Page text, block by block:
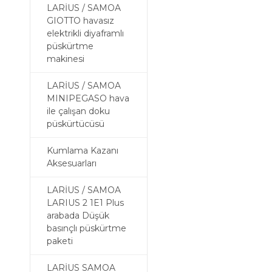
LARİUS / SAMOA
GIOTTO havasız
elektrikli diyaframlı
püskürtme
makinesi
LARİUS / SAMOA
MINIPEGASO hava
ile çalışan doku
püskürtücüsü
Kumlama Kazanı
Aksesuarları
LARİUS / SAMOA
LARIUS 2 1E1 Plus
arabada Düşük
basınçlı püskürtme
paketi
LARİUS SAMOA